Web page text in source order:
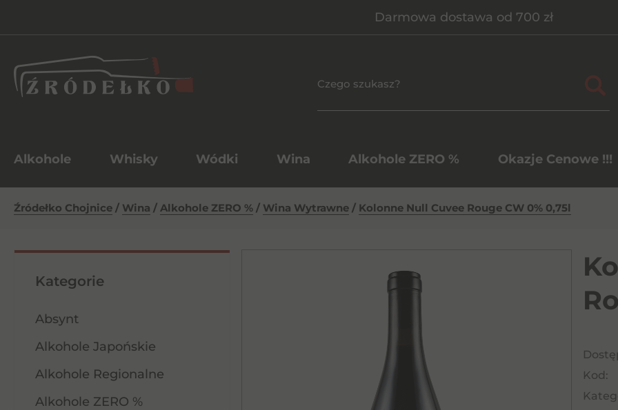
Darmowa dostawa od 700 zł
Alkohole Whisky Wódki Wina Alkohole ZERO % Okazje Cenowe !!!
Źródełko Chojnice / Wina / Alkohole ZERO % / Wina Wytrawne / Kolonne Null Cuvee Rouge CW 0% 0,75l
Kategorie
Absynt
Alkohole Japońskie
Alkohole Regionalne
Alkohole ZERO %
Kod: